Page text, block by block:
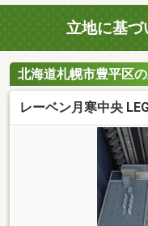
立地に基づ
北海道札幌市豊平区
レーベン月寒中央